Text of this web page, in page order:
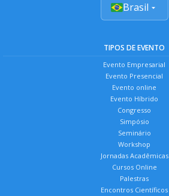
Brasil
TIPOS DE EVENTO
Evento Empresarial
Evento Presencial
Evento online
Evento Híbrido
Congresso
Simpósio
Seminário
Workshop
Jornadas Acadêmicas
Cursos Online
Palestras
Encontros Científicos